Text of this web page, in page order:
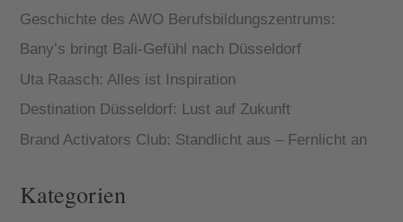
Geschichte des AWO Berufsbildungszentrums:
Bany’s bringt Bali-Gefühl nach Düsseldorf
Uta Raasch: Alles ist Inspiration
Destination Düsseldorf: Lust auf Zukunft
Brand Activators Club: Standlicht aus – Fernlicht an
Kategorien